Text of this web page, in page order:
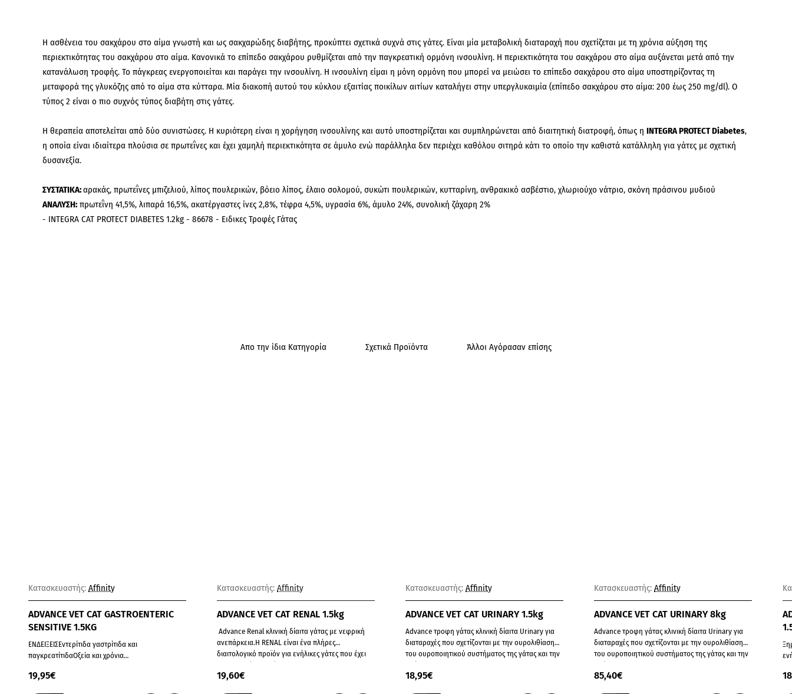
Η ασθένεια του σακχάρου στο αίμα γνωστή και ως σακχαρώδης διαβήτης, προκύπτει σχετικά συχνά στις γάτες. Είναι μία μεταβολική διαταραχή που σχετίζεται με τη χρόνια αύξηση της
περιεκτικότητας του σακχάρου στο αίμα. Κανονικά το επίπεδο σακχάρου ρυθμίζεται από την παγκρεατική ορμόνη ινσουλίνη. Η περιεκτικότητα του σακχάρου στο αίμα αυξάνεται μετά από την
κατανάλωση τροφής. Το πάγκρεας ενεργοποιείται και παράγει την ινσουλίνη. Η ινσουλίνη είμαι η μόνη ορμόνη που μπορεί να μειώσει το επίπεδο σακχάρου στο αίμα υποστηρίζοντας τη
μεταφορά της γλυκόζης από το αίμα στα κύτταρα. Μία διακοπή αυτού του κύκλου εξαιτίας ποικίλων αιτίων καταλήγει στην υπεργλυκαιμία (επίπεδο σακχάρου στο αίμα: 200 έως 250 mg/dl). Ο
τύπος 2 είναι ο πιο συχνός τύπος διαβήτη στις γάτες.
Η θεραπεία αποτελείται από δύο συνιστώσες. Η κυριότερη είναι η χορήγηση ινσουλίνης και αυτό υποστηρίζεται και συμπληρώνεται από διαιτητική διατροφή, όπως η INTEGRA PROTECT Diabetes,
η οποία είναι ιδιαίτερα πλούσια σε πρωτεΐνες και έχει χαμηλή περιεκτικότητα σε άμυλο ενώ παράλληλα δεν περιέχει καθόλου σιτηρά κάτι το οποίο την καθιστά κατάλληλη για γάτες με σχετική
δυσανεξία.
ΣΥΣΤΑΤΙΚΑ:αρακάς, πρωτεΐνες μπιζελιού, λίπος πουλερικών, βόειο λίπος, έλαιο σολομού, συκώτι πουλερικών, κυτταρίνη, ανθρακικό ασβέστιο, χλωριούχο νάτριο, σκόνη πράσινου μυδιού
ΑΝΑΛΥΣΗ: πρωτεΐνη 41,5%, λιπαρά 16,5%, ακατέργαστες ίνες 2,8%, τέφρα 4,5%, υγρασία 6%, άμυλο 24%, συνολική ζάχαρη 2%
- INTEGRA CAT PROTECT DIABETES 1.2kg - 86678 - Ειδικες Τροφές Γάτας
Απο την ίδια Κατηγορία Σχετικά Προϊόντα Άλλοι Αγόρασαν επίσης
Παράδοση σε 8-10 ημέρες
Κατασκευαστής: Affinity
ADVANCE VET CAT GASTROENTERIC
SENSITIVE 1.5KG
ΕΝΔΕΙΞΕΙΣΕντερίτιδα γαστρίτιδα και
παγκρεατίτιδαΟξεία και χρόνια
απορρόφησηΔυσανεξία σε συστατικά ή θρεπτικά
19,95€
Κατασκευαστής: Affinity
ADVANCE VET CAT RENAL 1.5kg
Advance Renal κλινική δίαιτα γάτας με νεφρική
ανεπάρκεια.Η RENAL είναι ένα πλήρες
διαιτολογικό προϊόν για ενήλικες γάτες που έχει
περιορισμένη αλλά ..
19,60€
Παράδοση σε 8-10 ημέρες
Κατασκευαστής: Affinity
ADVANCE VET CAT URINARY 1.5kg
Advance τροφη γάτας κλινική δίαιτα Urinary για
διαταραχές που σχετίζονται με την ουρολιθίαση
του ουροποιητικού συστήματος της γάτας και την
πρόληψ..
18,95€
Παράδοση σε 8-10 ημέρες
Κατασκευαστής: Affinity
ADVANCE VET CAT URINARY 8kg
Advance τροφη γάτας κλινική δίαιτα Urinary για
διαταραχές που σχετίζονται με την ουρολιθίαση
του ουροποιητικού συστήματος της γάτας και την
πρόληψ..
85,40€